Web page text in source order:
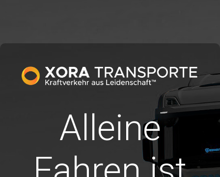
Alleine